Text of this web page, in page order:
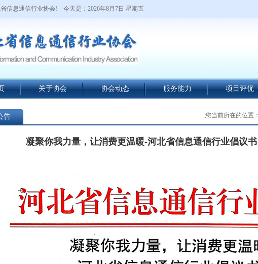
信息通信行业协会! 今天是：2026年8月7日 星期五
关于协会 协会动态 服务能力 项目评优
告 您当前所在的位置：
凝聚你我力量，让消费更温暖-河北省信息通信行业倡议书